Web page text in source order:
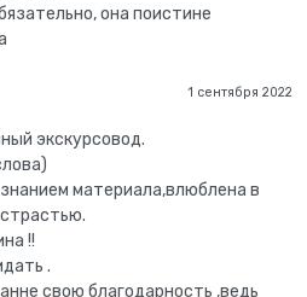
она поистине
1 сентября 2022
экскурсовод.
материала,влюблена в
!!
.
свою благодарность ,ведь